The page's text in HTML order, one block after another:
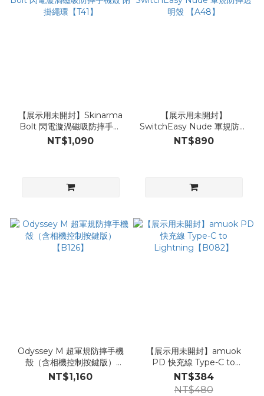
【展示用未開封】Skinarma
Bolt 閃電漩渦磁吸防摔手機
殼 附掛繩環【T41】
NT$1,090
【展示用未開封】
SwitchEasy Nude 軍規防摔
透明殼 【A48】
NT$890
Odyssey M 超軍規防摔手機
殼（含相機控制按鍵版）
【B126】
NT$1,160
【展示用未開封】amuok
PD 快充線 Type-C to
Lightning【B082】
NT$384
NT$480